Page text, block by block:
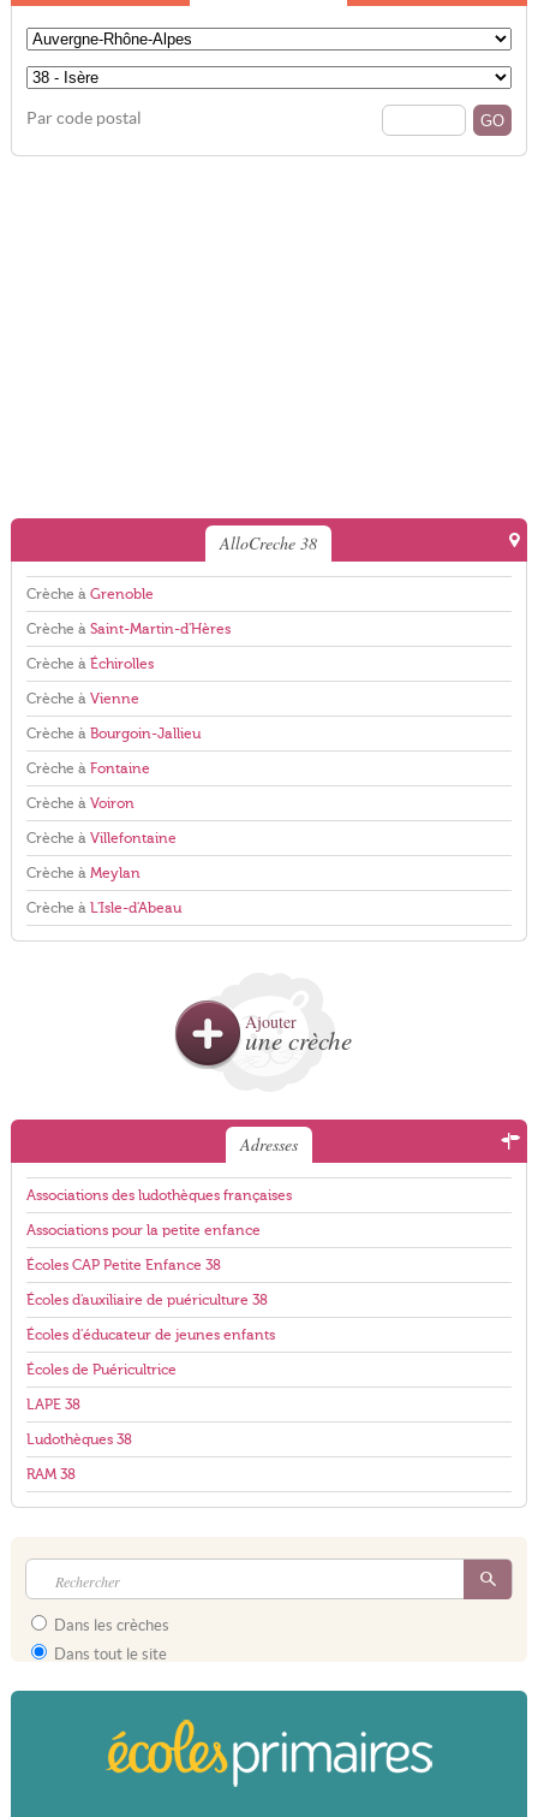
Par code postal
AlloCreche 38
Crèche à Grenoble
Crèche à Saint-Martin-d'Hères
Crèche à Échirolles
Crèche à Vienne
Crèche à Bourgoin-Jallieu
Crèche à Fontaine
Crèche à Voiron
Crèche à Villefontaine
Crèche à Meylan
Crèche à L'Isle-d'Abeau
Ajouter
une crèche
Adresses
Associations des ludothèques françaises
Associations pour la petite enfance
Écoles CAP Petite Enfance 38
Écoles d'auxiliaire de puériculture 38
Écoles d'éducateur de jeunes enfants
Écoles de Puéricultrice
LAPE 38
Ludothèques 38
RAM 38
Dans les crèches
Dans tout le site